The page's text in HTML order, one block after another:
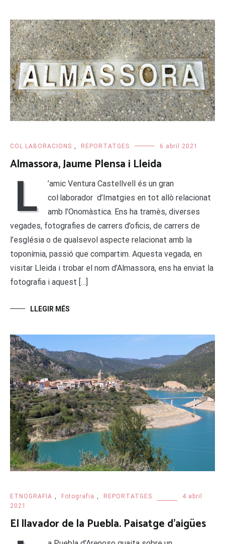
COL.LABORACIONS , REPORTATGES 6 abril 2021
Almassora, Jaume Plensa i Lleida
L
’amic Ventura Castellvell és un gran
col·laborador d’Imatgies en tot allò relacionat
amb l’Onomàstica. Ens ha tramès, diverses
vegades, fotografies de carrers d’oficis, de carrers de
l’església o de qualsevol aspecte relacionat amb la
toponímia, passió que compartim. Aquesta vegada, en
visitar Lleida i trobar el nom d’Almassora, ens ha enviat la
fotografia i aquest […]
LLEGIR MÉS
ETNOGRAFIA , Fotografia , REPORTATGES
4 abril
2021
El llavador de la Puebla. Paisatge d’aigües